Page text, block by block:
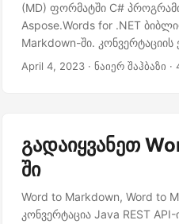
(MD) ფორმატში C#
Aspose.Words for .NET
Markdown-ში.
ხელით ფორმატირებისა და
April 4, 2023 · ნაიერ შაჰბაზი ·
გადაიყვანეთ
ში
Word to Markdown, Word to
კონვერტაცია Java REST